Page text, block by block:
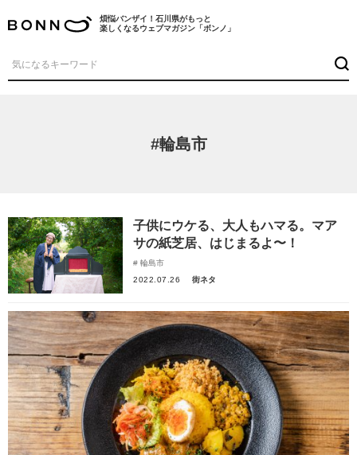
煩悩バンザイ！石川県がもっと
楽しくなるウェブマガジン「ボンノ」
#輪島市
子供にウケる、大人もハマる。マア
サの紙芝居、はじまるよ〜！
輪島市
2022.07.26
街ネタ